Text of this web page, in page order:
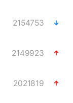
2154753
2149923
2021819